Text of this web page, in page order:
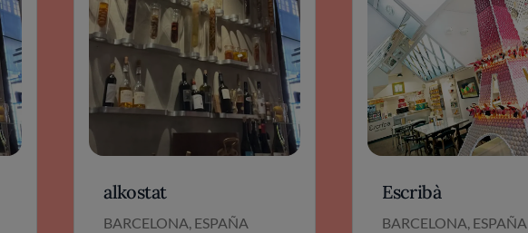
alkostat
BARCELONA, ESPAÑA
Escribà
BARCELONA, ESPAÑA